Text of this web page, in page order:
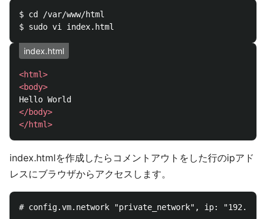
$ cd /var/www/html
index.html
<html>
<body>
</body>
</html>
index.htmlを作成したらコメントアウトをした行のipアド
レスにブラウザからアクセスします。